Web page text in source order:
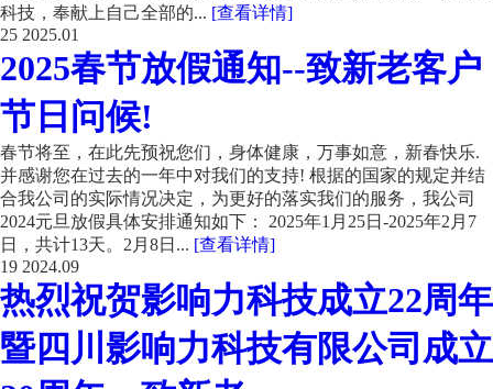
科技，奉献上自己全部的... [查看详情]
25 2025.01
2025春节放假通知--致新老客户
节日问候!
春节将至，在此先预祝您们，身体健康，万事如意，新春快乐.
并感谢您在过去的一年中对我们的支持! 根据的国家的规定并结
合我公司的实际情况决定，为更好的落实我们的服务，我公司
2024元旦放假具体安排通知如下： 2025年1月25日-2025年2月7
日，共计13天。2月8日... [查看详情]
19 2024.09
热烈祝贺影响力科技成立22周年
暨四川影响力科技有限公司成立